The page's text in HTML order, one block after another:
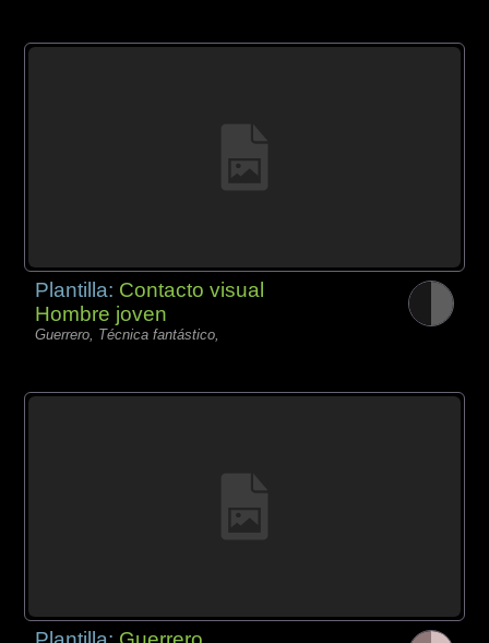
Plantilla: Contacto visual
Hombre joven
Guerrero, Técnica fantástico,